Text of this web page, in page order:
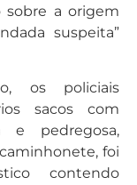
sobre a origem
suspeita”
os policiais
sacos com
e pedregosa,
foi
contendo